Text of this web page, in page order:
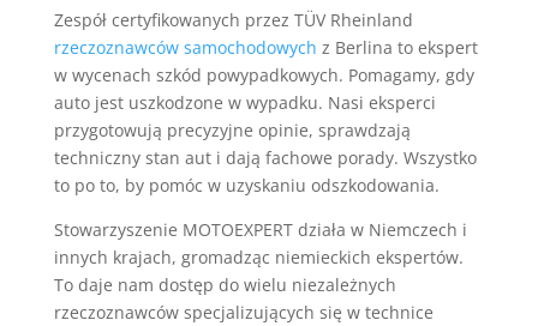
Zespół certyfikowanych przez TÜV Rheinland
rzeczoznawców samochodowych z Berlina to ekspert
w wycenach szkód powypadkowych. Pomagamy, gdy
auto jest uszkodzone w wypadku. Nasi eksperci
przygotowują precyzyjne opinie, sprawdzają
techniczny stan aut i dają fachowe porady. Wszystko
to po to, by pomóc w uzyskaniu odszkodowania.
Stowarzyszenie MOTOEXPERT działa w Niemczech i
innych krajach, gromadząc niemieckich ekspertów.
To daje nam dostęp do wielu niezależnych
rzeczoznawców specjalizujących się w technice